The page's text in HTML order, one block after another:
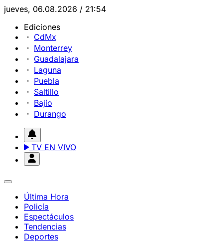
jueves, 06.08.2026 / 21:54
Ediciones
CdMx
Monterrey
Guadalajara
Laguna
Puebla
Saltillo
Bajío
Durango
TV EN VIVO
Última Hora
Policía
Espectáculos
Tendencias
Deportes